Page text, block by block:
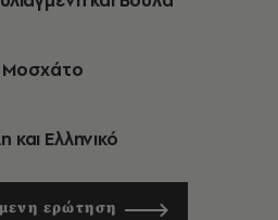
Μοσχάτο
Ελληνικό
ερώτηση